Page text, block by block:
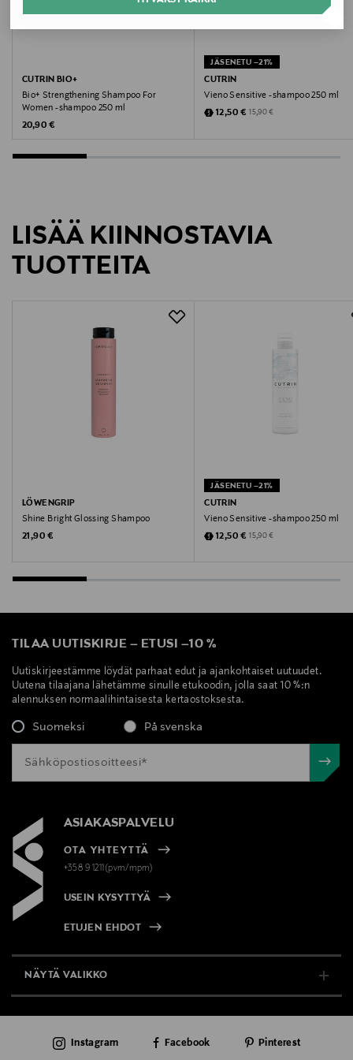
Valmistaja
Cutrin Oy
kuluttajapalvelu@cutrin.com
CUTRIN BIO+
Bio+ Strengthening Shampoo For
Women -shampoo 250 ml
Original Price
20,90 €
JÄSENETU –21%
CUTRIN
Vieno Sensitive -shampoo 250 ml
Discounted Price
12,50 € Original Price
15,90 €
LISÄÄ KIINNOSTAVIA
TUOTTEITA
LÖWENGRIP
Shine Bright Glossing Shampoo
Original Price
21,90 €
JÄSENETU –21%
CUTRIN
Vieno Sensitive -shampoo 250 ml
Discounted Price
12,50 € Original Price
15,90 €
TILAA UUTISKIRJE – ETUSI –10 %
Uutiskirjeestämme löydät parhaat edut ja ajankohtaiset uutuudet.
Uutena tilaajana lähetämme sinulle etukoodin, jolla saat 10 %:n
alennuksen normaalihintaisesta kertaostoksesta.
Suomeksi På svenska
ASIAKASPALVELU
OTA YHTEYTTÄ
+358 9 1211(pvm/mpm)
USEIN KYSYTTYÄ
ETUJEN EHDOT
NÄYTÄ VALIKKO
AJANKOHTAISTA
Instagram Facebook Pinterest